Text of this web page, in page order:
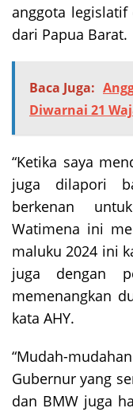
anggota legislatif
dari Papua Barat.
Baca Juga:
Diwarnai 21
“Ketika saya
juga dilapori
berkenan
Watimena ini
maluku 2024 ini
juga dengan
memenangkan
kata AHY.
“Mudah-
Gubernur yang
dan BMW juga